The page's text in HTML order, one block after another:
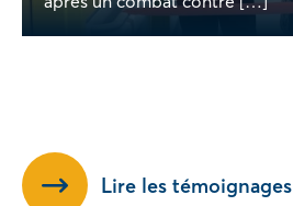
Lire les témoignages